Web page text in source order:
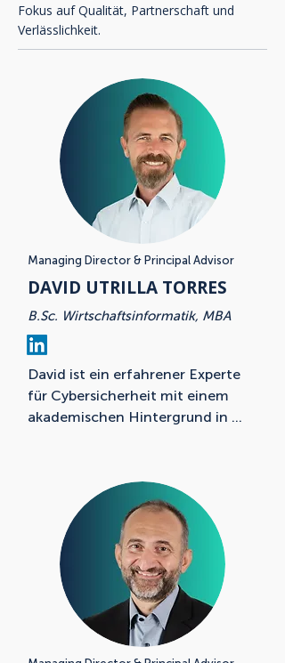
Fokus auf Qualität, Partnerschaft und
Verlässlichkeit.
Managing Director & Principal Advisor
DAVID UTRILLA TORRES
B.Sc. Wirtschaftsinformatik, MBA
David ist ein erfahrener Experte
für Cybersicherheit mit einem
akademischen Hintergrund in
führte ihn unter anderem zur
renommierten
Wirtschaftsprüfungsgesellschaft
Ernst & Young, wo er maßgeblich
für den Aufbau des Bereichs
Privileged Access Management
(PAM) verantwortlich war. Dort
sammelte er tiefgehende
Einblicke in die regulatorischen,